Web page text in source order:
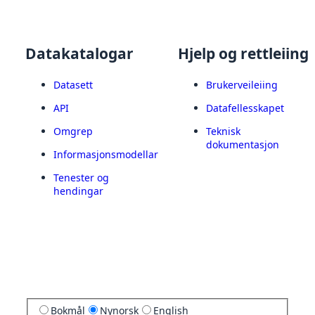
Datakatalogar
Datasett
API
Omgrep
Informasjonsmodellar
Tenester og
hendingar
Hjelp og rettleiing
Brukerveileiing
Datafellesskapet
Teknisk
dokumentasjon
Bokmål Nynorsk English